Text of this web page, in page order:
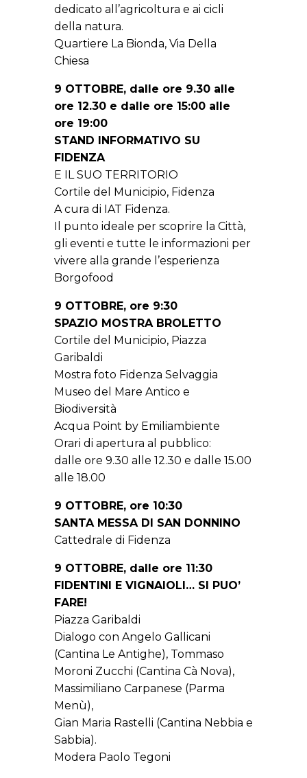
dedicato all’agricoltura e ai cicli
della natura.
Quartiere La Bionda, Via Della
Chiesa
9 OTTOBRE, dalle ore 9.30 alle
ore 12.30 e dalle ore 15:00 alle
ore 19:00
STAND INFORMATIVO SU
FIDENZA
E IL SUO TERRITORIO
Cortile del Municipio, Fidenza
A cura di IAT Fidenza.
Il punto ideale per scoprire la Città,
gli eventi e tutte le informazioni per
vivere alla grande l’esperienza
Borgofood
9 OTTOBRE, ore 9:30
SPAZIO MOSTRA BROLETTO
Cortile del Municipio, Piazza
Garibaldi
Mostra foto Fidenza Selvaggia
Museo del Mare Antico e
Biodiversità
Acqua Point by Emiliambiente
Orari di apertura al pubblico:
dalle ore 9.30 alle 12.30 e dalle 15.00
alle 18.00
9 OTTOBRE, ore 10:30
SANTA MESSA DI SAN DONNINO
Cattedrale di Fidenza
9 OTTOBRE, dalle ore 11:30
FIDENTINI E VIGNAIOLI… SI PUO’
FARE!
Piazza Garibaldi
Dialogo con Angelo Gallicani
(Cantina Le Antighe), Tommaso
Moroni Zucchi (Cantina Cà Nova),
Massimiliano Carpanese (Parma
Menù),
Gian Maria Rastelli (Cantina Nebbia e
Sabbia).
Modera Paolo Tegoni